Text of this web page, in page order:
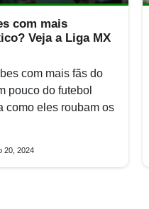
com mais
Veja a Liga MX
com mais fãs do
pouco do futebol
como eles roubam os
20, 2024